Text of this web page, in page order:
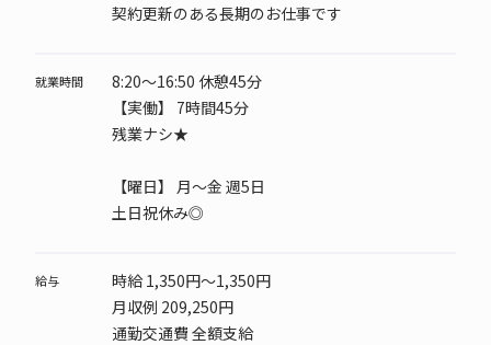
契約更新のある長期のお仕事です
就業時間
8:20～16:50 休憩45分
【実働】 7時間45分
残業ナシ★
【曜日】
月～金 週5日
土日祝休み◎
給与
時給 1,350円～1,350円
月収例 209,250円
通勤交通費 全額支給